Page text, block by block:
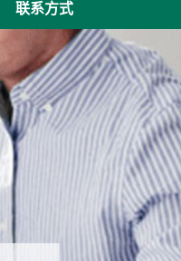
联系方式